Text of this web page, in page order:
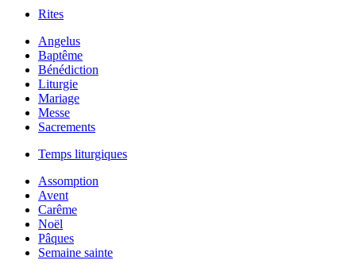
Rites
Angelus
Baptême
Bénédiction
Liturgie
Mariage
Messe
Sacrements
Temps liturgiques
Assomption
Avent
Carême
Noël
Pâques
Semaine sainte